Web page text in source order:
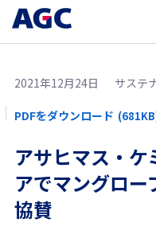
2021年12月24日 サステ
PDFをダウンロード
アサヒマス・
アでマングロ
協賛